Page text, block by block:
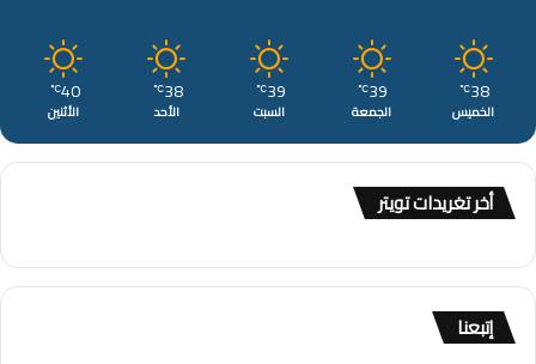
38
℃
الخميس
39
℃
الجمعة
39
℃
السبت
38
℃
الأحد
40
℃
الأثنين
أخر تغريدات تويتر
إتبعنا